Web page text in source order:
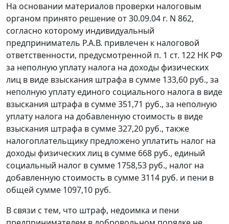
На основании материалов проверки налоговым
органом принято решение от 30.09.04 г. N 862,
согласно которому индивидуальный
предприниматель Р.А.В. привлечен к налоговой
ответственности, предусмотренной п. 1 ст. 122 НК РФ
за неполную уплату налога на доходы физических
лиц в виде взыскания штрафа в сумме 133,60 руб., за
неполную уплату единого социального налога в виде
взыскания штрафа в сумме 351,71 руб., за неполную
уплату налога на добавленную стоимость в виде
взыскания штрафа в сумме 327,20 руб., также
налогоплательщику предложено уплатить налог на
доходы физических лиц в сумме 668 руб., единый
социальный налог в сумме 1758,53 руб., налог на
добавленную стоимость в сумме 3114 руб. и пени в
общей сумме 1097,10 руб.
В связи с тем, что штраф, недоимка и пени